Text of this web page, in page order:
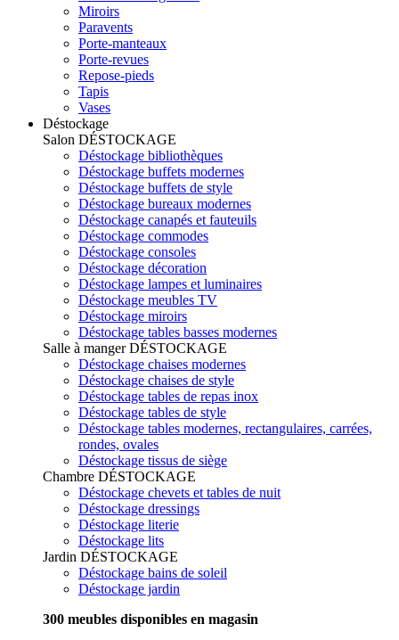
Miroirs
Paravents
Porte-manteaux
Porte-revues
Repose-pieds
Tapis
Vases
Déstockage
Salon DÉSTOCKAGE
Déstockage bibliothèques
Déstockage buffets modernes
Déstockage buffets de style
Déstockage bureaux modernes
Déstockage canapés et fauteuils
Déstockage commodes
Déstockage consoles
Déstockage décoration
Déstockage lampes et luminaires
Déstockage meubles TV
Déstockage miroirs
Déstockage tables basses modernes
Salle à mangerDÉSTOCKAGE
Déstockage chaises modernes
Déstockage chaises de style
Déstockage tables de repas inox
Déstockage tables de style
Déstockage tables modernes, rectangulaires, carrées,
rondes, ovales
Déstockage tissus de siège
Chambre DÉSTOCKAGE
Déstockage chevets et tables de nuit
Déstockage dressings
Déstockage literie
Déstockage lits
Jardin DÉSTOCKAGE
Déstockage bains de soleil
Déstockage jardin
300 meubles disponibles en magasin